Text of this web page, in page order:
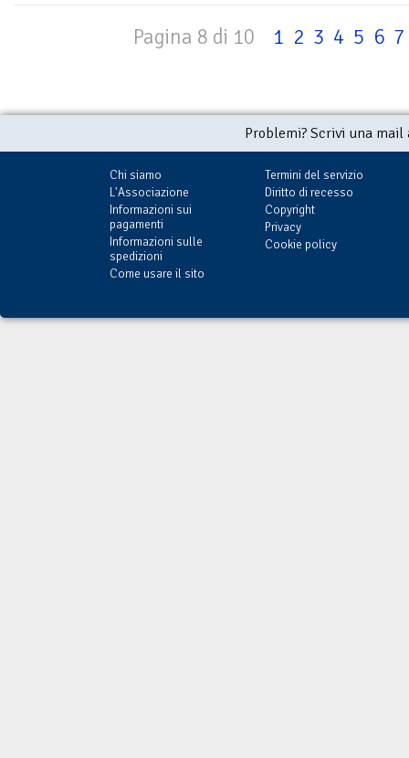
Pagina 8 di 10 1 2 3 4 5 6 7
Problemi? Scrivi una
Chi siamo
L'Associazione
Informazioni sui
pagamenti
Informazioni sulle
spedizioni
Come usare il sito
Termini del servizio
Diritto di recesso
Copyright
Privacy
Cookie policy